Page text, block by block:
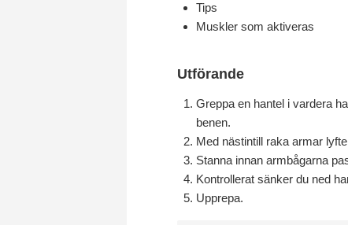
Tips
Muskler som aktiveras
Utförande
Greppa en hantel i vardera
benen.
Med nästintill raka armar
Stanna innan armbågarna
Kontrollerat sänker du ned
Upprepa.